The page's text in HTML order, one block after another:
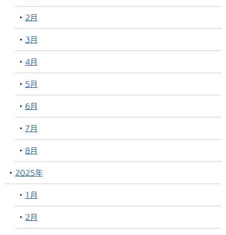
2月
3月
4月
5月
6月
7月
8月
2025年
1月
2月